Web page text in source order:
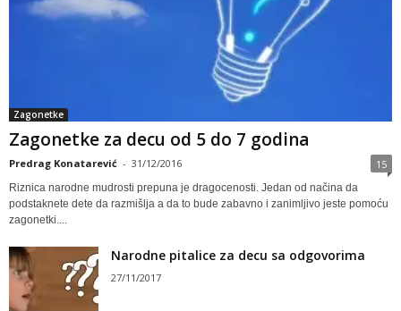
Zagonetke
Zagonetke za decu od 5 do 7 godina
Predrag Konatarević - 31/12/2016 15
Riznica narodne mudrosti prepuna je dragocenosti. Jedan od načina da
podstaknete dete da razmišlja a da to bude zabavno i zanimljivo jeste pomoću
zagonetki....
Narodne pitalice za decu sa odgovorima
27/11/2017